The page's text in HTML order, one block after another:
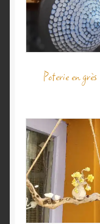
Poterie en grès